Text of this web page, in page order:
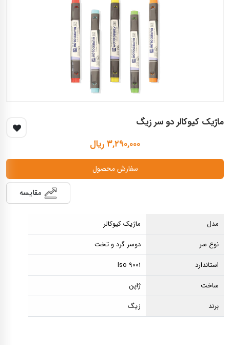
ماژیک کیوکالر دو سر زیگ
۳,۲۹۰,۰۰۰ ریال
سفارش محصول
مقایسه
مدل
ماژیک کیوکالر
نوع سر
دوسر گرد و تخت
استاندارد
Iso 9001
ساخت
ژاپن
برند
زیگ